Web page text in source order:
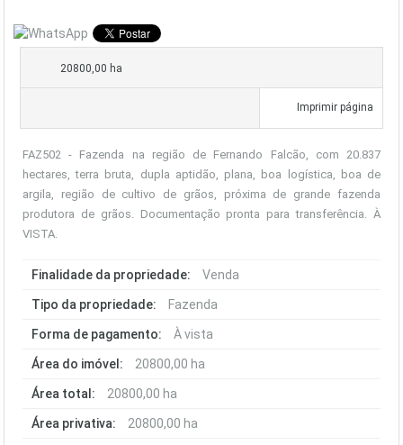
20800,00 ha
Imprimir página
FAZ502 - Fazenda na região de Fernando Falcão, com 20.837
hectares, terra bruta, dupla aptidão, plana, boa logística, boa de
argila, região de cultivo de grãos, próxima de grande fazenda
produtora de grãos. Documentação pronta para transferência. À
VISTA.
Finalidade da propriedade: Venda
Tipo da propriedade: Fazenda
Forma de pagamento: À vista
Área do imóvel: 20800,00 ha
Área total: 20800,00 ha
Área privativa: 20800,00 ha